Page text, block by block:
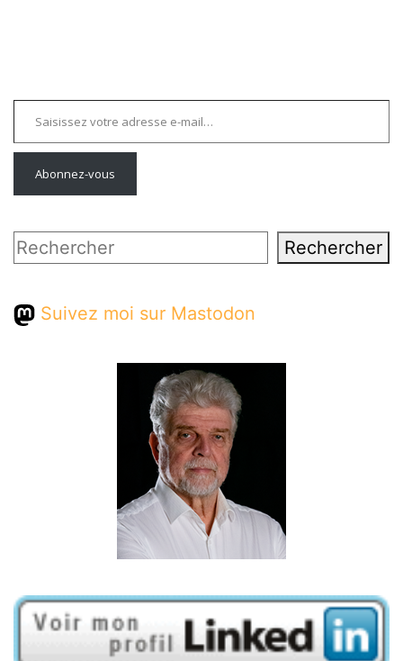
Saisissez votre adresse e-mail…
Abonnez-vous
Rechercher Rechercher
Suivez moi sur Mastodon